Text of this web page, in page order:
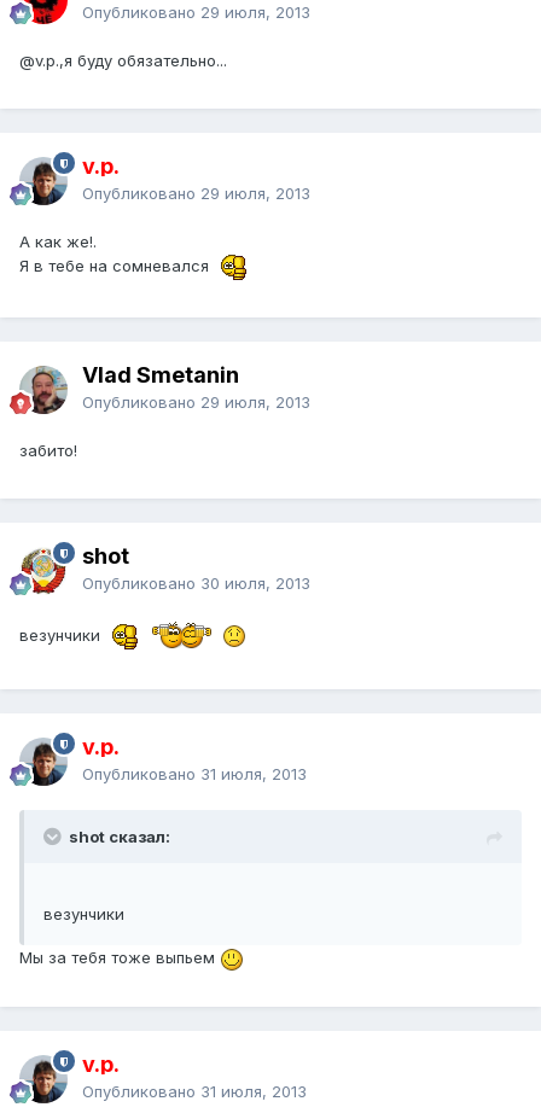
Опубликовано 29 июля, 2013
@v.p.,я буду обязательно...
v.p.
Опубликовано 29 июля, 2013
А как же!.
Я в тебе на сомневался
Vlad Smetanin
Опубликовано 29 июля, 2013
забито!
shot
Опубликовано 30 июля, 2013
везунчики
v.p.
Опубликовано 31 июля, 2013
shot сказал:
везунчики
Мы за тебя тоже выпьем
v.p.
Опубликовано 31 июля, 2013